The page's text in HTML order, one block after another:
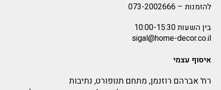
להזמנות – 073-2002666
בין השעות 10:00-15:30
sigal@home-decor.co.il
איסוף עצמי
רח' אברהם רוזנמן, מתחם תנופורט, נתיבות